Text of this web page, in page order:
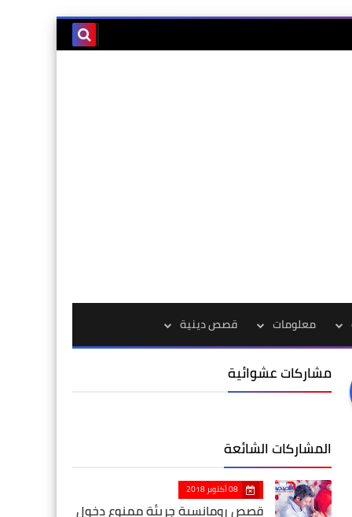
معلومات قصص دينية
مشاركات عشوائية
المشاركات الشائعة
08 أكتوبر 2018
قصص رومانسية جريئة ممنوع دخول